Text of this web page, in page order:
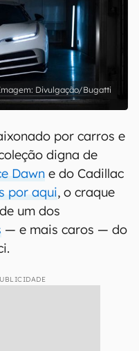
Divulgação/Bugatti
por carros e
digna de
Dawn e do Cadillac
por aqui, o craque
um dos
— e mais caros — do